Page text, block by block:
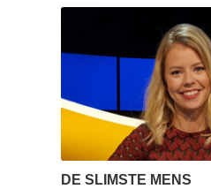
DE SLIMSTE MENS